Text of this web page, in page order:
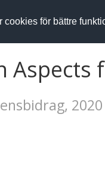
cookies för bättre
Aspects
2020